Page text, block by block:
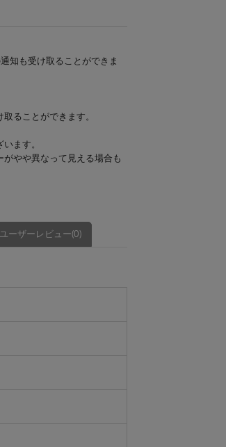
知も受け取ることができま
ることができます。
ます。
やや異なって見える場合も
ユーザーレビュー(0)